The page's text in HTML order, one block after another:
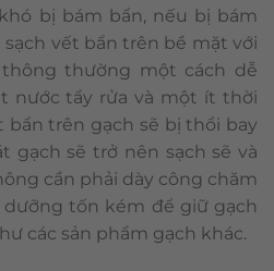
bị bám bẩn, nếu bị bám
vết bẩn trên bề mặt với
thường một cách dễ
nước tẩy rửa và một ít thời
bẩn trên gạch sẽ bị thổi bay
gạch sẽ trở nên sạch sẽ và
cần phải dày công chăm
tốn kém để giữ gạch
các sản phẩm gạch khác.